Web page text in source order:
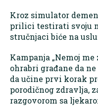
Kroz simulator
prilici testirati svoju
stručnjaci biće na
Kampanja „Nemoj
ohrabri građane da
da učine prvi korak
porodičnog zdravlja,
razgovorom sa